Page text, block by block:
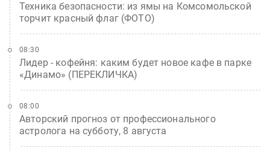
Техника безопасности: из ямы на Комсомольской
торчит красный флаг (ФОТО)
Лидер - кофейня: каким будет новое кафе в парке
«Динамо» (ПЕРЕКЛИЧКА)
08:30
Авторский прогноз от профессионального
астролога на субботу, 8 августа
08:00